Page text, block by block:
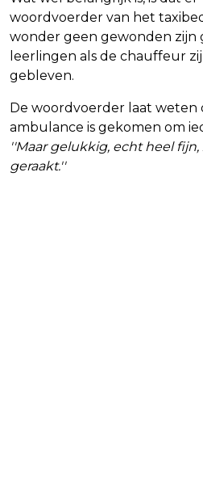
woordvoerder van het
wonder geen gewonden zijn
leerlingen als de chauffeur
gebleven.
De woordvoerder laat weten
ambulance is gekomen om
''Maar gelukkig, echt heel
geraakt.''